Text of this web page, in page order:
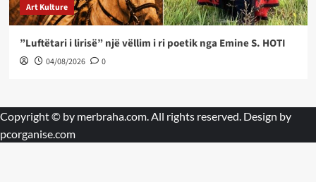
Art Kulture
”Luftëtari i lirisë” një vëllim i ri poetik nga Emine S. HOTI
04/08/2026 0
Copyright © by merbraha.com . All rights reserved. Design by
pcorganise.com